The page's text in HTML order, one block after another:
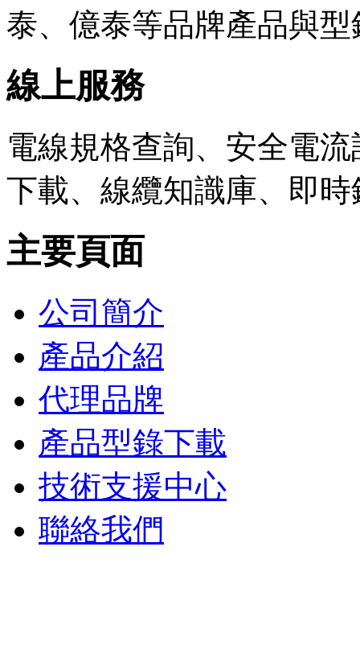
泰、億泰等品牌產品與型
線上服務
電線規格查詢、安全電
下載、線纜知識庫、即
主要頁面
公司簡介
產品介紹
代理品牌
產品型錄下載
技術支援中心
聯絡我們